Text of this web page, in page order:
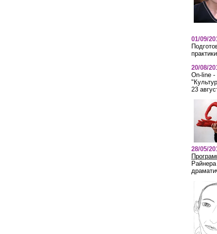
01/09/
20/08/
On-line -
23
28/05/